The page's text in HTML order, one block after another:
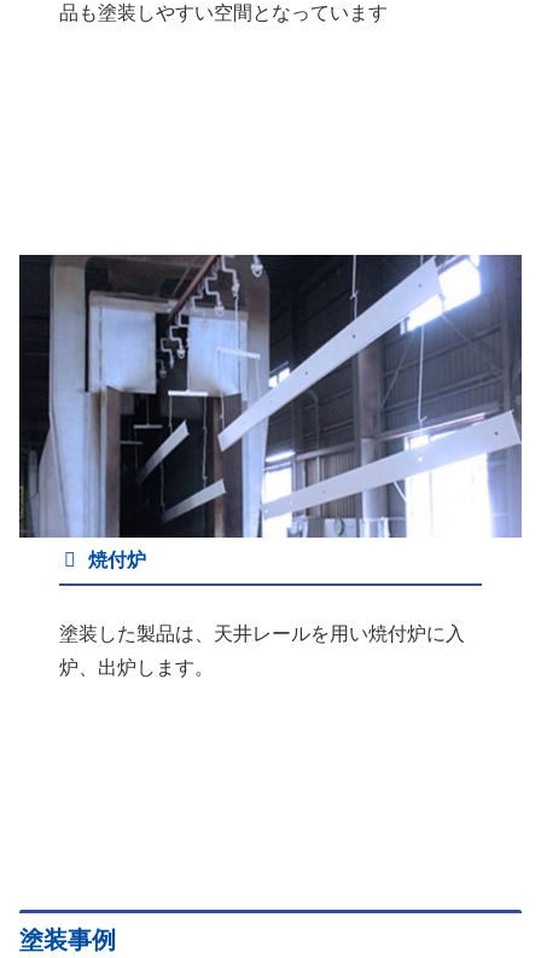
品も塗装しやすい空間となっています
焼付炉
塗装した製品は、天井レールを用い焼付炉に入
炉、出炉します。
塗装事例